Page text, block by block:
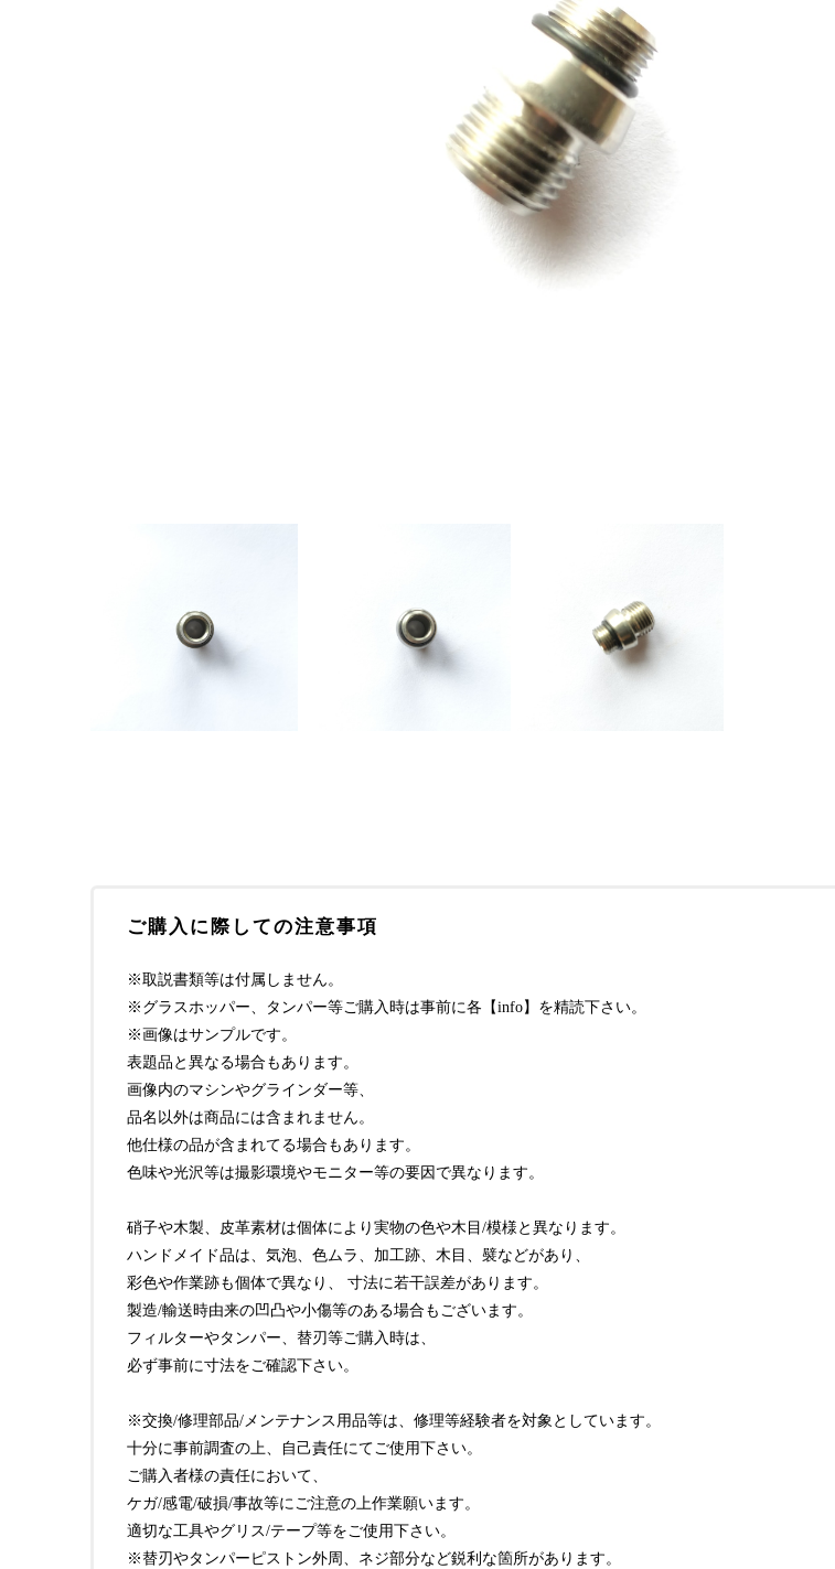
ご購入に際しての注意事項
※取説書類等は付属しません。
※グラスホッパー、タンパー等ご購入時は事前に各【info】を精読下さい。
※画像はサンプルです。
表題品と異なる場合もあります。
画像内のマシンやグラインダー等、
品名以外は商品には含まれません。
他仕様の品が含まれてる場合もあります。
色味や光沢等は撮影環境やモニター等の要因で異なります。
硝子や木製、皮革素材は個体により実物の色や木目/模様と異なります。
ハンドメイド品は、気泡、色ムラ、加工跡、木目、襞などがあり、
彩色や作業跡も個体で異なり、 寸法に若干誤差があります。
製造/輸送時由来の凹凸や小傷等のある場合もございます。
フィルターやタンパー、替刃等ご購入時は、
必ず事前に寸法をご確認下さい。
※交換/修理部品/メンテナンス用品等は、修理等経験者を対象としています。
十分に事前調査の上、自己責任にてご使用下さい。
ご購入者様の責任において、
ケガ/感電/破損/事故等にご注意の上作業願います。
適切な工具やグリス/テープ等をご使用下さい。
※替刃やタンパーピストン外周、ネジ部分など鋭利な箇所があります。